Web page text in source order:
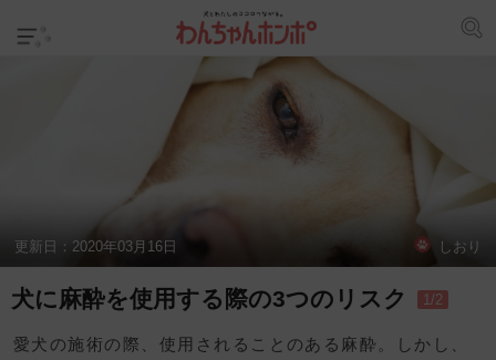
更新日： 2020年03月16日 しおり
犬に麻酔を使用する際の3つのリスク 1/2
愛犬の施術の際、使用されることのある麻酔。しかし、